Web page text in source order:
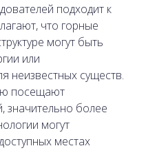
подходит к
что горные
могут быть
или
неизвестных существ.
посещают
значительно более
могут
местах